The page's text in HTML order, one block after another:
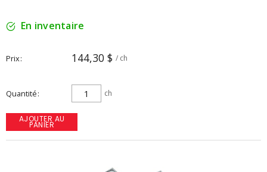
En inventaire
Prix 144,30 $ / ch
Quantité ch
AJOUTER AU
PANIER